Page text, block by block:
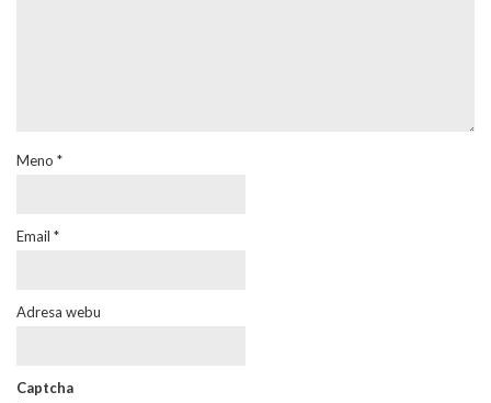
Meno *
Email *
Adresa webu
Captcha